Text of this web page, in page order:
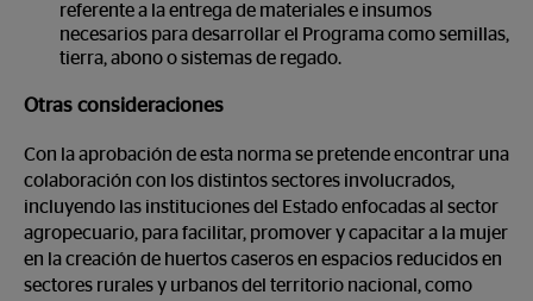
referente a la entrega de materiales e insumos
necesarios para desarrollar el Programa como semillas,
tierra, abono o sistemas de regado.
Otras consideraciones
Con la aprobación de esta norma se pretende encontrar una
colaboración con los distintos sectores involucrados,
incluyendo las instituciones del Estado enfocadas al sector
agropecuario, para facilitar, promover y capacitar a la mujer
en la creación de huertos caseros en espacios reducidos en
sectores rurales y urbanos del territorio nacional, como